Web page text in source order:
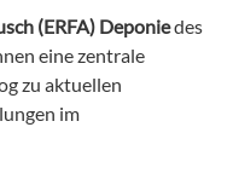
(ERFA) Deponiedes
eine zentrale
zu aktuellen
im